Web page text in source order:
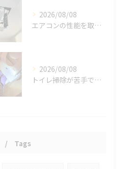
2026/08/08
エアコンの性能を取り戻しませんか？
2026/08/08
トイレ掃除が苦手でも、効率的にできる方法をご紹介します。
Tags